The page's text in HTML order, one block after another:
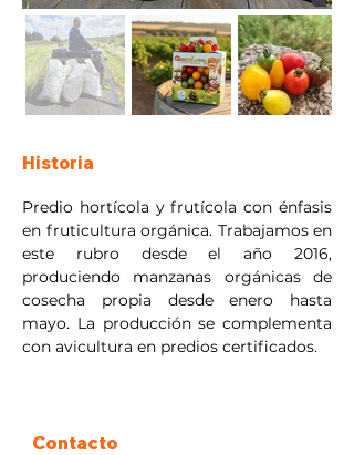
Historia
Predio hortícola y frutícola con énfasis
en fruticultura orgánica. Trabajamos en
este rubro desde el año 2016,
produciendo manzanas orgánicas de
cosecha propia desde enero hasta
mayo. La producción se complementa
con avicultura en predios certificados.
Contacto